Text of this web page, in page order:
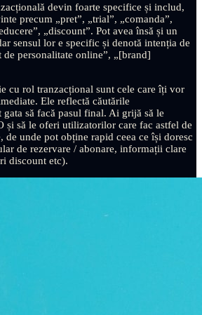
devin foarte specifice și includ,
precum „pret”, „trial”, „comanda”,
„discount”. Pot avea însă și un
sensul lor e specific și denotă intenția de
personalitate online”, „[brand]
cu rol tranzacțional sunt cele care îți vor
Ele reflectă căutările
să facă pasul final. Ai grijă să le
și să le oferi utilizatorilor care fac astfel de
de unde pot obține rapid ceea ce își doresc
de rezervare / abonare, informații clare
discount etc).